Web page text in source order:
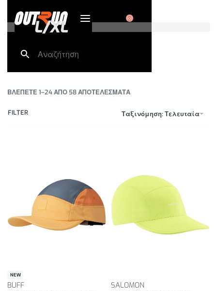
0
L/XL
ΒΛΕΠΕΤΕ 1–24 ΑΠΟ 58 ΑΠΟΤΕΛΕΣΜΑΤΑ
Ταξινόμηση: Τελευταία
FILTER
NEW
BUFF SALOMON